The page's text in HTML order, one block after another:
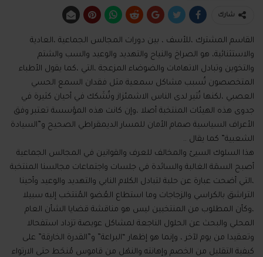
شارك
القاسم المشترك ،للأسف ، بين دورات المجالس الجماعية ،العادية
والاستثنائية، هو الصراخ والنياح والتهديد والوعيد والسب والشتم
والتخوين وتبادل الاتهامات والضوضاء المزعجة ،التي ،كما يقول الأطباء
المتخصصون تُسبب مشاكل سمعية مثل فقدان السمع الحسي
العصبي ،لكنها تُثير لدى الناس الاشمئزاز وتُشَكك في أحيان كثيرة في
جدوى هذه الهيئات المنتخبة أصلا ،وإن كانت هذه المؤسسة تعتبر وفق
الأعراف السياسية صمام الأمان للمسار الديمقراطي الصحيح و”السيادة
الشعبية” كما يقال ..
هذا السلوك السيئ والمخالف للعرف والقوانين في المجالس الجماعية
أصبح السمَة الغالبة والسائدة في جلسات واجتماعات مجالسنا المنتخبة
،التي أضحت عبارة عن حلبة لتبادل الكلام النابي والتهديد والوعيد وأحينا
التراشق بالكراسي والزجاجات وما استطاع العُضو المُنتخب إليه سبيلا
،وكأن المطلوب من المنتخبين ليس هو مناقشة قضايا الشأن العام
المحلي والبحث عن الحلول الناجعة لمشاكل عويصة تزداد استفحالا
وتعقيدا من يوم لآخر ، وإنما هو إظهار “البراعة” و”القدرة الخارقة” على
كيفية التقليل من الخصم وإهانته والنهْل من قاموس مُنحَط حتى الارتواء